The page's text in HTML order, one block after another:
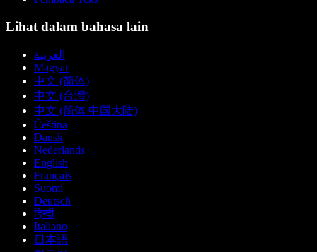
Lihat dalam bahasa lain
العربية
Magyar
中文 (简体)
中文 (台灣)
中文 (简体 中国大陆)
Čeština
Dansk
Nederlands
English
Français
Suomi
Deutsch
हिन्दी
Italiano
日本語